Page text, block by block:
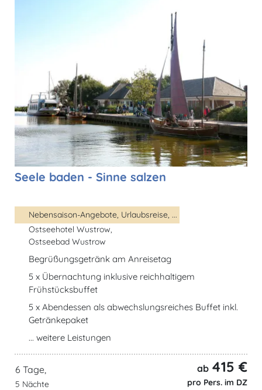
Seele baden - Sinne salzen
Nebensaison-Angebote, Urlaubsreise, ...
Ostseehotel Wustrow,
Ostseebad Wustrow
Begrüßungsgetränk am Anreisetag
5 x Übernachtung inklusive reichhaltigem
Frühstücksbuffet
5 x Abendessen als abwechslungsreiches Buffet inkl.
Getränkepaket
... weitere Leistungen
6 Tage,
5 Nächte
ab 415 €
pro Pers. im DZ